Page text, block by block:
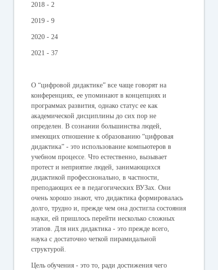
2018 - 2
2019 - 9
2020 - 24
2021 - 37
О “цифровой дидактике” все чаще говорят на
конференциях, ее упоминают в концепциях и
программах развития, однако статус ее как
академической дисциплины до сих пор не
определен. В сознании большинства людей,
имеющих отношение к образованию “цифровая
дидактика” - это использование компьютеров в
учебном процессе. Что естественно, вызывает
протест и неприятие людей, занимающихся
дидактикой профессионально, в частности,
преподающих ее в педагогических ВУЗах. Они
очень хорошо знают, что дидактика формировалась
долго, трудно и, прежде чем она достигла состояния
науки, ей пришлось перейти несколько сложных
этапов. Для них дидактика - это прежде всего,
наука с достаточно четкой пирамидальной
структурой.
Цель обучения - это то, ради достижения чего